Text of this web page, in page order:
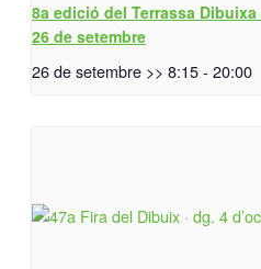
8a edició del Terrassa Dibuixa
26 de setembre
26 de setembre >> 8:15- 20:00